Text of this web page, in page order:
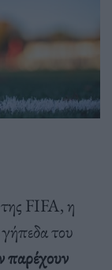
FIFA, η
του
παρέχουν